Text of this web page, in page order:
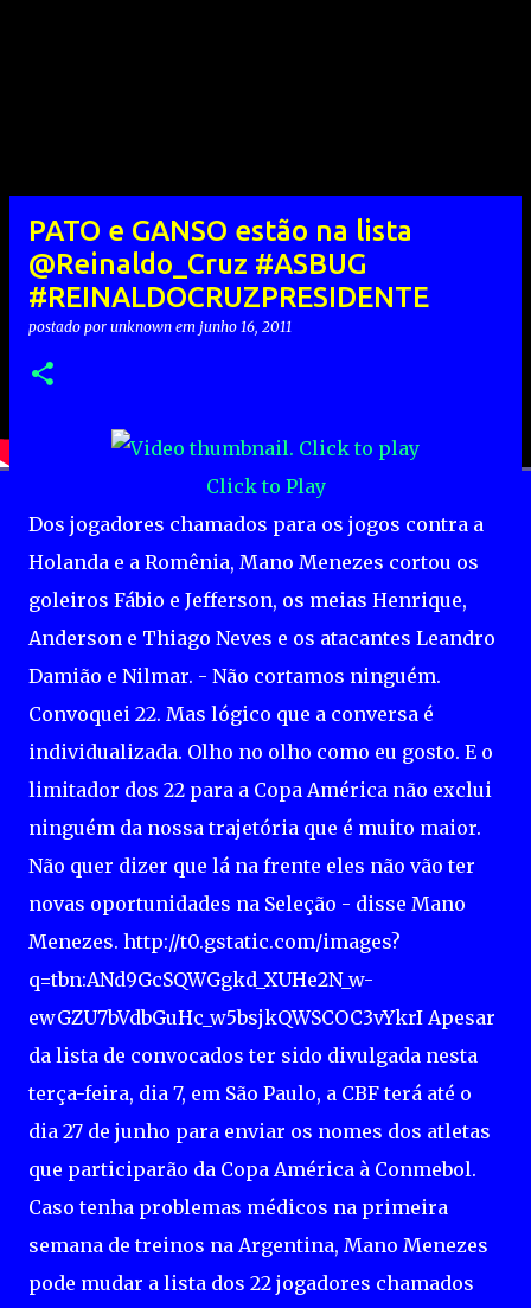
PATO e GANSO estão na lista
@Reinaldo_Cruz #ASBUG
#REINALDOCRUZPRESIDENTE
postado por unknown em junho 16, 2011
Click to Play
Dos jogadores chamados para os jogos contra a
Holanda e a Romênia, Mano Menezes cortou os
goleiros Fábio e Jefferson, os meias Henrique,
Anderson e Thiago Neves e os atacantes Leandro
Damião e Nilmar. - Não cortamos ninguém.
Convoquei 22. Mas lógico que a conversa é
individualizada. Olho no olho como eu gosto. E o
limitador dos 22 para a Copa América não exclui
ninguém da nossa trajetória que é muito maior.
Não quer dizer que lá na frente eles não vão ter
novas oportunidades na Seleção - disse Mano
Menezes. http://t0.gstatic.com/images?
q=tbn:ANd9GcSQWGgkd_XUHe2N_w-
ewGZU7bVdbGuHc_w5bsjkQWSCOC3vYkrI Apesar
da lista de convocados ter sido divulgada nesta
terça-feira, dia 7, em São Paulo, a CBF terá até o
dia 27 de junho para enviar os nomes dos atletas
que participarão da Copa América à Conmebol.
Caso tenha problemas médicos na primeira
semana de treinos na Argentina, Mano Menezes
pode mudar a lista dos 22 jogadores chamados